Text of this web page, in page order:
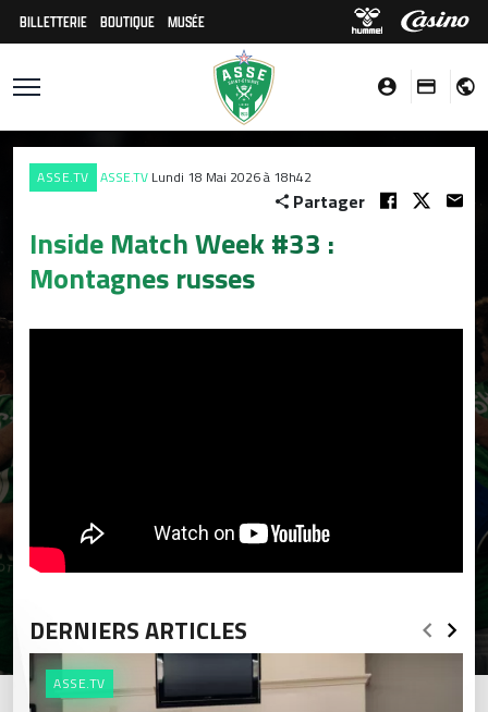
BILLETTERIE BOUTIQUE MUSÉE
ASSE.TV ASSE.TV Lundi 18 Mai 2026 à 18h42
Partager
Inside Match Week #33 :
Montagnes russes
DERNIERS ARTICLES
ASSE.TV